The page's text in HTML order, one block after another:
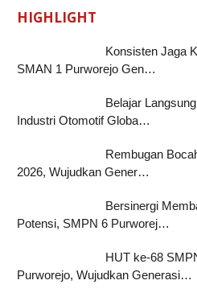
HIGHLIGHT
Konsisten Jaga
SMAN 1 Purworejo Gen…
Belajar
Industri Otomotif Globa…
Rembugan
2026, Wujudkan Gener…
Bersinergi
Potensi, SMPN 6 Purworej…
HUT ke-68
Purworejo, Wujudkan Generasi…